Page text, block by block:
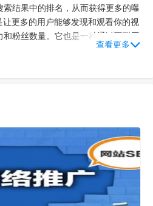
结果中的排名，从而获得更多的曝
更多的用户能够发现和观看你的视
粉丝数量。它也是一种通过互联网
查看更多